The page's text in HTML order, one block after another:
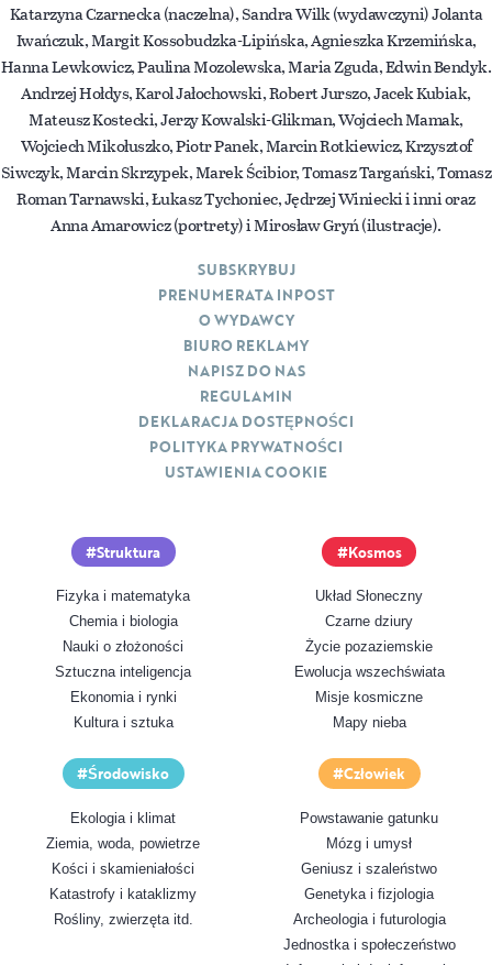
Katarzyna Czarnecka (naczelna), Sandra Wilk (wydawczyni) Jolanta
Iwańczuk, Margit Kossobudzka-Lipińska, Agnieszka Krzemińska,
Hanna Lewkowicz, Paulina Mozolewska, Maria Zguda, Edwin Bendyk.
Andrzej Hołdys, Karol Jałochowski, Robert Jurszo, Jacek Kubiak,
Mateusz Kostecki, Jerzy Kowalski-Glikman, Wojciech Mamak,
Wojciech Mikołuszko, Piotr Panek, Marcin Rotkiewicz, Krzysztof
Siwczyk, Marcin Skrzypek, Marek Ścibior, Tomasz Targański, Tomasz
Roman Tarnawski, Łukasz Tychoniec, Jędrzej Winiecki i inni oraz
Anna Amarowicz (portrety) i Mirosław Gryń (ilustracje).
Struktura
Fizyka i matematyka
Chemia i biologia
Nauki o złożoności
Sztuczna inteligencja
Ekonomia i rynki
Kultura i sztuka
Kosmos
Układ Słoneczny
Czarne dziury
Życie pozaziemskie
Ewolucja wszechświata
Misje kosmiczne
Mapy nieba
Środowisko
Ekologia i klimat
Ziemia, woda, powietrze
Kości i skamieniałości
Katastrofy i kataklizmy
Rośliny, zwierzęta itd.
Człowiek
Powstawanie gatunku
Mózg i umysł
Geniusz i szaleństwo
Genetyka i fizjologia
Archeologia i futurologia
Jednostka i społeczeństwo
SUBSKRYBUJ
PRENUMERATA INPOST
O WYDAWCY
BIURO REKLAMY
NAPISZ DO NAS
REGULAMIN
DEKLARACJA DOSTĘPNOŚCI
POLITYKA PRYWATNOŚCI
USTAWIENIA COOKIE